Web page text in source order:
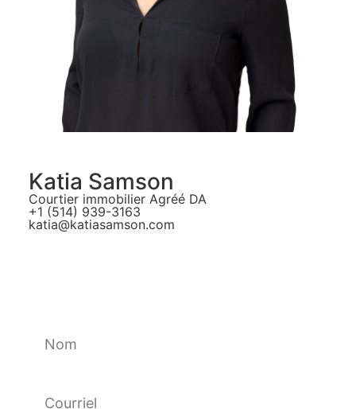
Katia Samson
Courtier immobilier Agréé DA
+1 (514) 939-3163
katia@katiasamson.com